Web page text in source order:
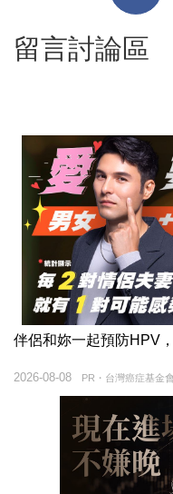
留言討論區
伴侶和妳一起預防HPV
PR・台灣癌症基金會
2026-08-08